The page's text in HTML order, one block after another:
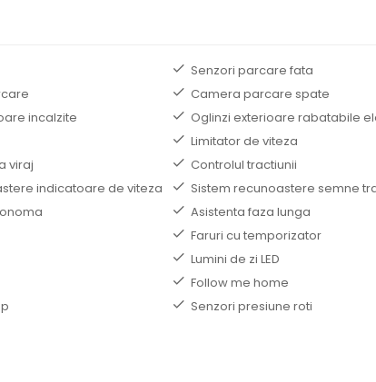
Senzori parcare fata
Camera parcare spate
incalzite
Oglinzi exterioare rabatabile
Limitator de viteza
viraj
Controlul tractiunii
indicatoare de viteza
Sistem recunoastere semne
Asistenta faza lunga
Faruri cu temporizator
Lumini de zi LED
Follow me home
Senzori presiune roti